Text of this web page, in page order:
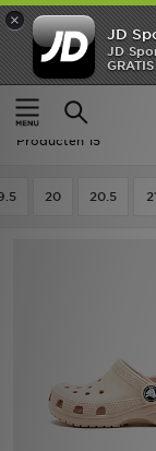
×
JD
JD
Thuis
Kids
Kids - Slippers
Producten 15
20 20.5
Home
Offers
New In
Voetbal